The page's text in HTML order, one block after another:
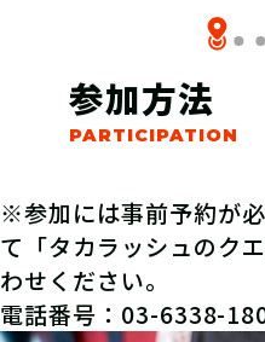
参加方法
※参加には事前予約が
て「タカラッシュのク
わせください。
電話番号：03-6338-